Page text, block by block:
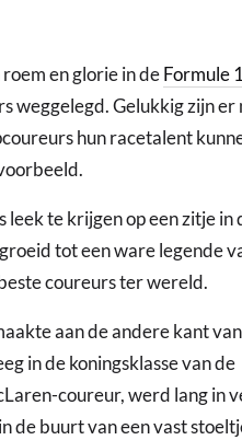
en glorie in deFormule 1
weggelegd. Gelukkig zijn er
hun racetalent
te krijgen op een zitje in
tot een ware legende
coureurs ter wereld.
aan de andere kant
in de koningsklasse van de
coureur, werd lang in
de buurt van een vast